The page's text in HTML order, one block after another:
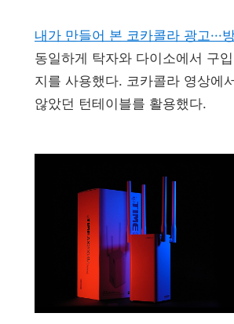
내가 만들어 본 코카콜라 광고···
동일하게 탁자와 다이소에서 구
지를 사용했다. 코카콜라 영상에
않았던 턴테이블를 활용했다.